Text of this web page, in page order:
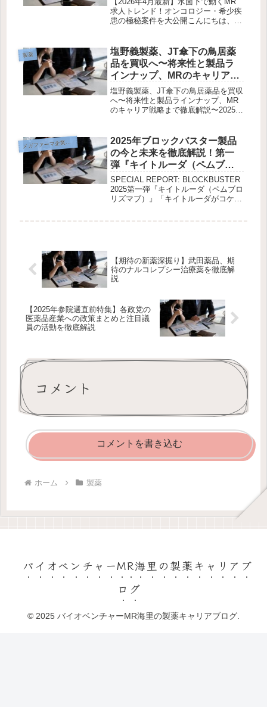
求人トレンド！オンコロジー・希少疾
患の極秘案件を大公開こんにちは、バ
っている皆様に、特別な情報をお届け
します。表の求人サイトには決して...
製薬
塩野義製薬、JT傘下の鳥居薬
品を買収へ〜将来性と製品ラ
インナップ、MRのキャリア戦
略まで徹底解説〜
塩野義製薬、JT傘下の鳥居薬品を買収
へ〜将来性と製品ラインナップ、MR
のキャリア戦略まで徹底解説〜2025年
じました。このニュースは、製薬業界
の再編の波を象徴する重要な...
メ
ガファーマ企業研究
2025年ブロックバスター製品
の今と未来を徹底解説！第一
弾『キイトルーダ（ペムブロ
リズマブ）』
SPECIAL REPORT: BLOCKBUSTER
2025第一弾『キイトルーダ（ペムブロ
リズマブ）』「キイトルーダがコケた
【期待の新薬深掘り】武田薬品、期
待のナルコレプシー治療薬を徹底解
説
【2025年参院選直前特集】各政党の
医薬品産業への政策まとめと注目議
員の活動を徹底解説
コメント
コメントを書き込む
ホーム 製薬
バイオベンチャーMR海里の製薬キャリアブ
ログ
© 2025 バイオベンチャーMR海里の製薬キャリアブログ.